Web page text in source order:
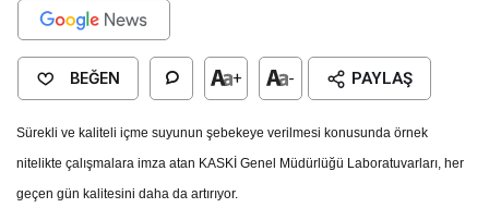
BEĞEN + - PAYLAŞ
Sürekli ve kaliteli içme suyunun şebekeye verilmesi konusunda örnek
nitelikte çalışmalara imza atan KASKİ Genel Müdürlüğü Laboratuvarları, her
geçen gün kalitesini daha da artırıyor.